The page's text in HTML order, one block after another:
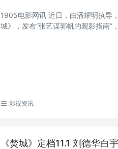
1905电影网讯 近日，由潘耀明执导
城》，发布“张艺谋郭帆的观影指南”
影视资讯
《焚城》定档11.1 刘德华白